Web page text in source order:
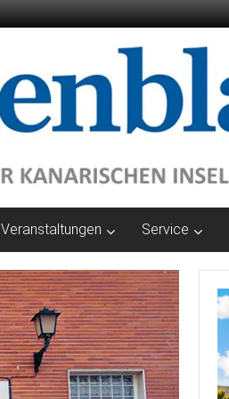
Veranstaltungen Service